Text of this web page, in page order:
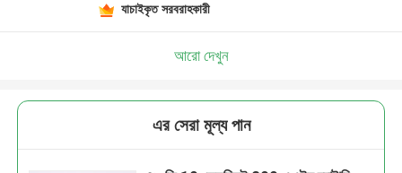
যাচাইকৃত সরবরাহকারী
আরো দেখুন
এর সেরা মূল্য পান